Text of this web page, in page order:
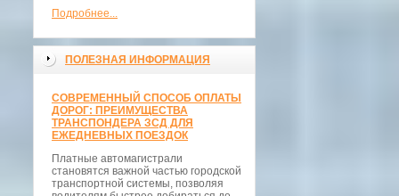
Подробнее...
ПОЛЕЗНАЯ ИНФОРМАЦИЯ
СОВРЕМЕННЫЙ СПОСОБ ОПЛАТЫ
ДОРОГ: ПРЕИМУЩЕСТВА
ТРАНСПОНДЕРА ЗСД ДЛЯ
ЕЖЕДНЕВНЫХ ПОЕЗДОК
Платные автомагистрали
становятся важной частью городской
транспортной системы, позволяя